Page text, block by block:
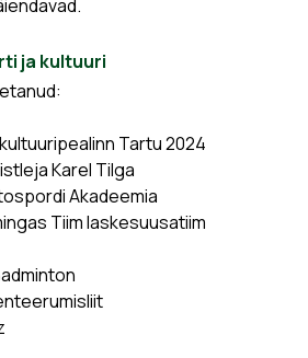
ja kultuuri
Tartu 2024
Karel Tilga
Akadeemia
Tiim laskesuusatiim